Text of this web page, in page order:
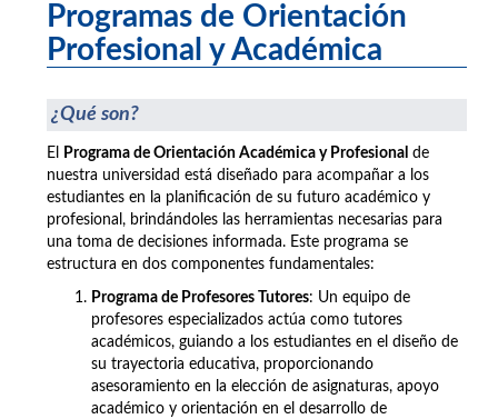
Programas de Orientación
Profesional y Académica
¿Qué son?
El Programa de Orientación Académica y Profesional de
nuestra universidad está diseñado para acompañar a los
estudiantes en la planificación de su futuro académico y
profesional, brindándoles las herramientas necesarias para
una toma de decisiones informada. Este programa se
estructura en dos componentes fundamentales:
Programa de Profesores Tutores: Un equipo de
profesores especializados actúa como tutores
académicos, guiando a los estudiantes en el diseño de
su trayectoria educativa, proporcionando
asesoramiento en la elección de asignaturas, apoyo
académico y orientación en el desarrollo de